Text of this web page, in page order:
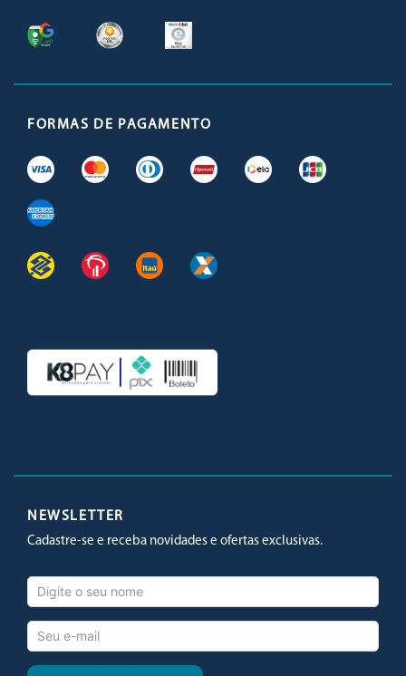
FORMAS DE PAGAMENTO
NEWSLETTER
Cadastre-se e receba novidades e ofertas exclusivas.